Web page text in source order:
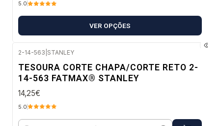
5.0
VER OPÇÕES
2-14-563 STANLEY
TESOURA CORTE CHAPA/CORTE RETO 2-
14-563 FATMAX® STANLEY
14,25€
5.0